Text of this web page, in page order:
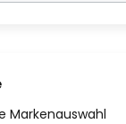
Markenauswahl